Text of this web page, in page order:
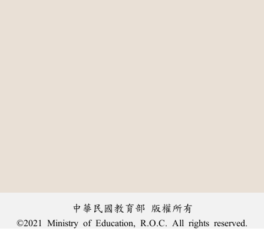
中華民國教育部 版權所有
©2021 Ministry of Education, R.O.C. All rights reserved.